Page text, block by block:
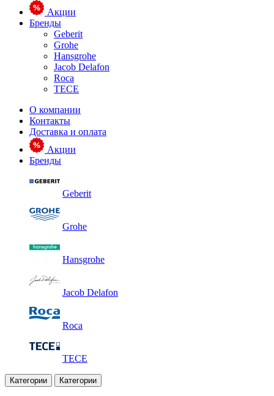
Акции
Бренды
Geberit
Grohe
Hansgrohe
Jacob Delafon
Roca
TECE
О компании
Контакты
Доставка и оплата
Акции
Бренды
Geberit
Grohe
Hansgrohe
Jacob Delafon
Roca
TECE
Категории Категории